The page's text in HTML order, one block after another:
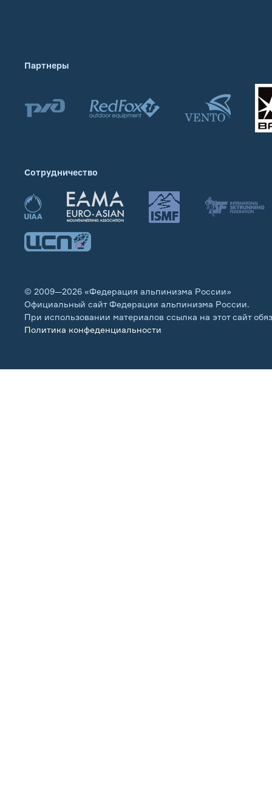
Партнеры
Сотрудничество
© 2009—2026 «Федерация альпинизма России»
Официальный сайт Федерации альпинизма России.
При использовании материалов ссылка на этот сайт
Политика конфеденциальности